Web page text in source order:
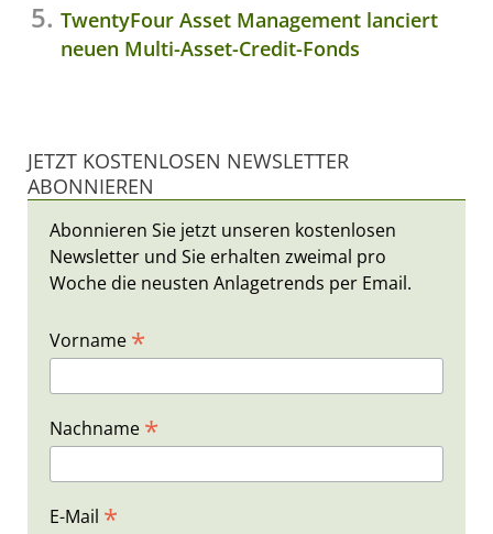
TwentyFour Asset Management lanciert
neuen Multi-Asset-Credit-Fonds
JETZT KOSTENLOSEN NEWSLETTER
ABONNIEREN
Abonnieren Sie jetzt unseren kostenlosen
Newsletter und Sie erhalten zweimal pro
Woche die neusten Anlagetrends per Email.
Vorname *
Nachname *
E-Mail *